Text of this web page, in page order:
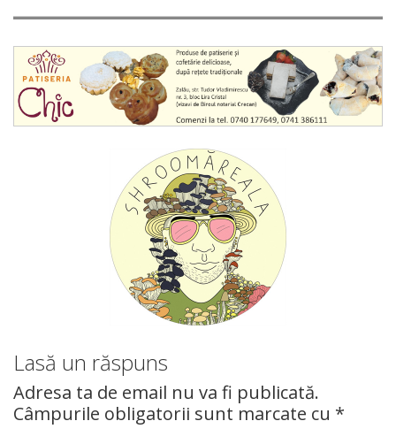
Lasă un răspuns
Adresa ta de email nu va fi publicată.
Câmpurile obligatorii sunt marcate cu *